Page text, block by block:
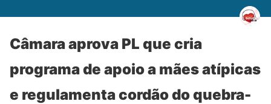
Câmara aprova PL que cria
programa de apoio a mães atípicas
e regulamenta cordão do quebra-